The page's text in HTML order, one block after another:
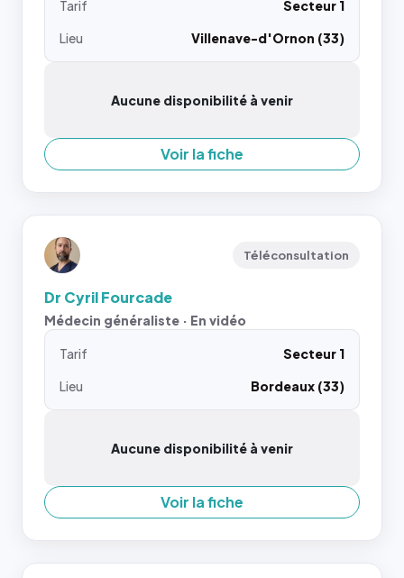
Tarif
Secteur 1
Lieu
Villenave-d'Ornon (33)
Aucune disponibilité à venir
Voir la fiche
Téléconsultation
Dr Cyril Fourcade
Médecin généraliste · En vidéo
Tarif
Secteur 1
Lieu
Bordeaux (33)
Aucune disponibilité à venir
Voir la fiche